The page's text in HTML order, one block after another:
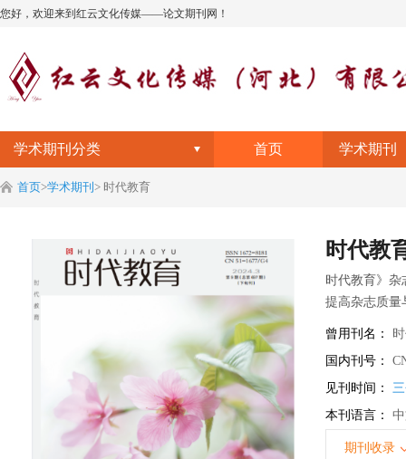
您好，欢迎来到红云文化传媒——论文期刊网！
学术期刊分类 首页 学术期刊
首页>学术期刊 > 时代教育
时代教
时代教育》杂
提高杂志质
曾用刊名：
国内刊号：
见刊时间：
本刊语言：
期刊收录